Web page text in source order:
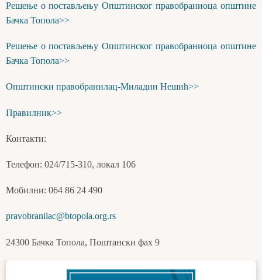
Решење о постављењу Општинског правобраниоца општине
Бачка Топола>>
Решење о постављењу Општинског правобраниоца општине
Бачка Топола>>
Општински правобранилац-Миладин Нешић>>
Правилник>>
Контакти:
Телефон: 024/715-310, локал 106
Мобилни: 064 86 24 490
pravobranilac@btopola.org.rs
24300 Бачка Топола, Поштански фах 9